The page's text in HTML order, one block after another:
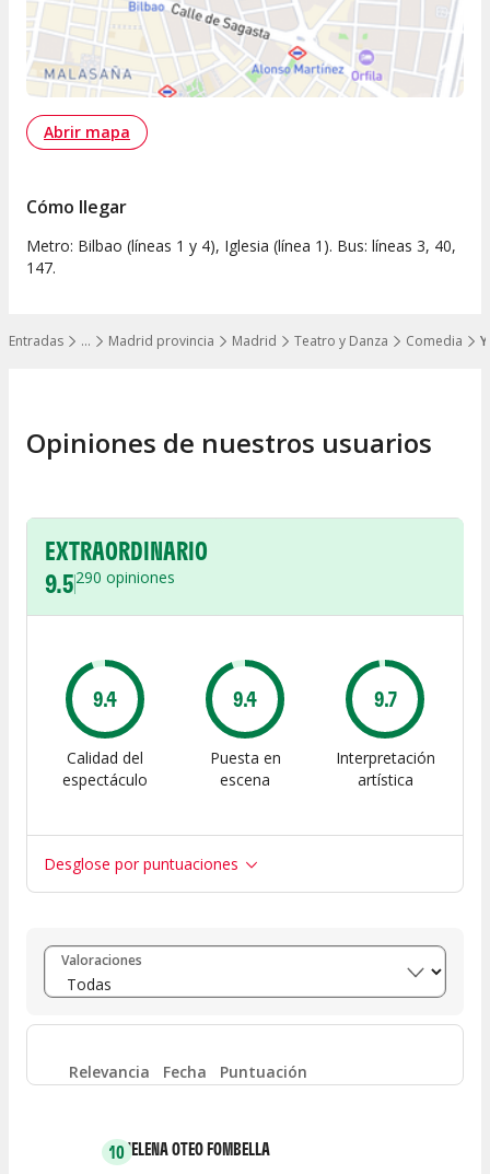
…
Mostrar todos los niveles
Entradas Madrid provincia Madrid Teatro y Danza Comedia
Abrir mapa
Cómo llegar
Metro: Bilbao (líneas 1 y 4), Iglesia (línea 1). Bus: líneas 3, 40,
147.
Opiniones de nuestros usuarios
EXTRAORDINARIO
9.5290 opiniones
9.4
Calidad del
espectáculo
9.4
Puesta en
escena
9.7
Interpretación
artística
Desglose por puntuaciones
Entre 8 y 10 (274)
Entre 6 y 8 (9)
Entre 4 y 6 6
Valoraciones
Relevancia Fecha Puntuación
10HELENA OTEO FOMBELLA